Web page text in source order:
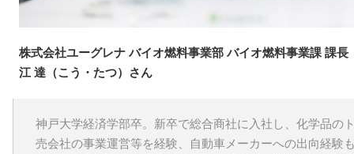
株式会社ユーグレナ バイオ燃料事業部 バイオ燃料事業課 課長
江 達（こう・たつ）さん
神戸大学経済学部卒。新卒で総合商社に入社し、化学品の
売会社の事業運営等を経験、自動車メーカーへの出向経験